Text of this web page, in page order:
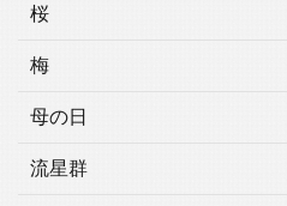
桜
梅
母の日
流星群